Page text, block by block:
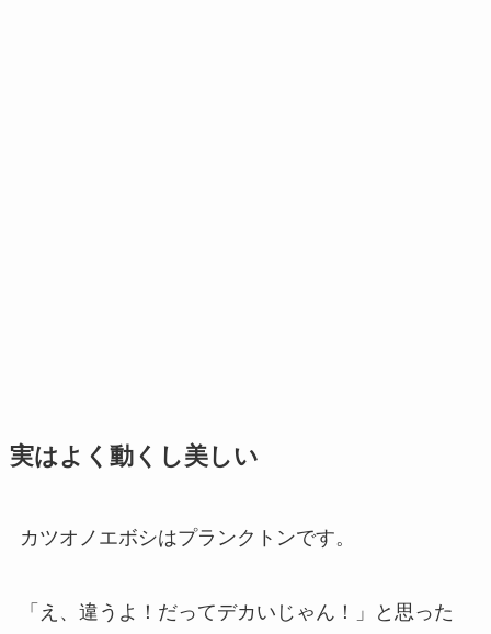
実はよく動くし美しい
カツオノエボシはプランクトンです。
「え、違うよ！だってデカいじゃん！」と思った